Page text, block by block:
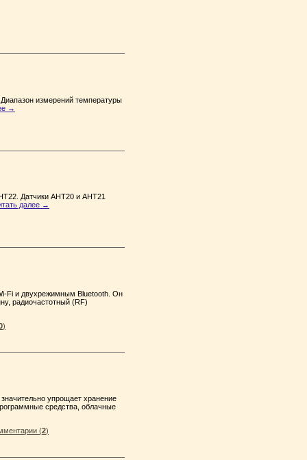
измерений температуры
→
Датчики AHT20 и AHT21
далее →
Fi и двухрежимным Bluetooth. Он
радиочастотный (RF)
)
упрощает хранение
средства, облачные
(2)